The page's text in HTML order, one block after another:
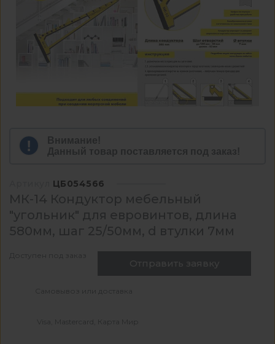
Внимание!
Данный товар поставляется под заказ!
ЦБ054566
МК-14 Кондуктор мебельный
"угольник" для евровинтов, длина
580мм, шаг 25/50мм, d втулки 7мм
Доступен под заказ
Отправить заявку
Самовывоз или доставка
Visa, Mastercard, Карта Мир